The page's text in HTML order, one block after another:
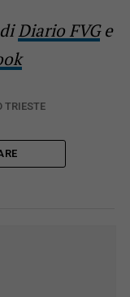
Diario FVGe
TRIESTE